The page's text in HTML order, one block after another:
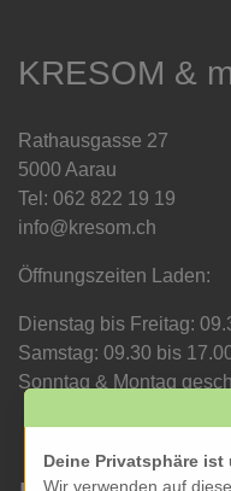
KRESOM &
Rathausgasse 27
5000 Aarau
Tel: 062 822 19 19
info@kresom.ch
Öffnungszeiten Laden:
Dienstag bis Freitag:
Samstag: 09.30 bis
Sonntag & Montag
Deine Privatsphäre
Wir verwenden auf